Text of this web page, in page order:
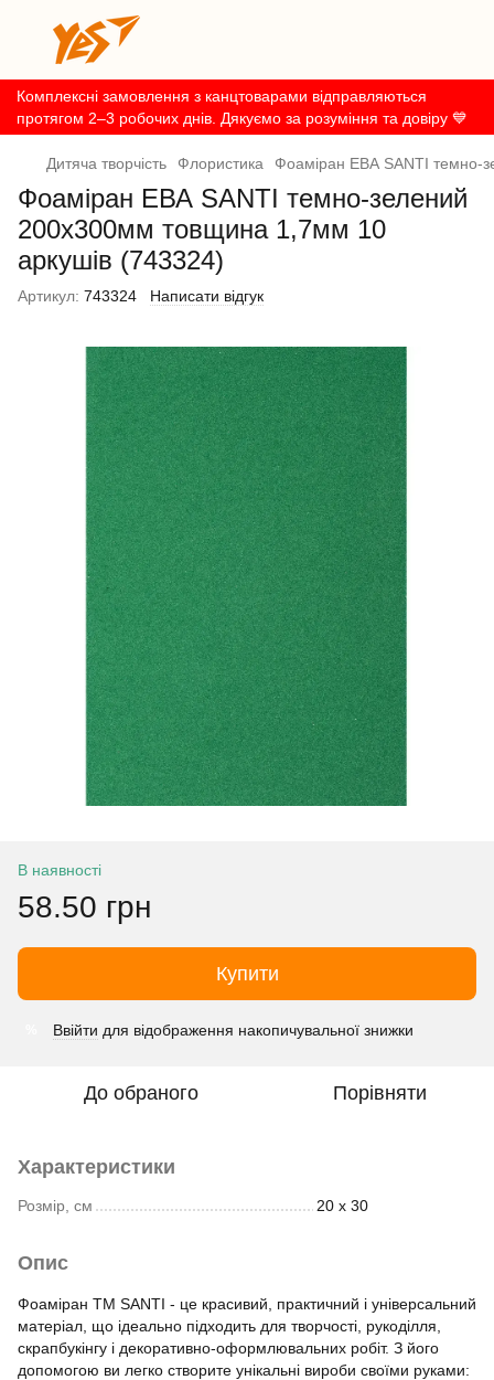
Комплексні замовлення з канцтоварами відправляються
протягом 2–3 робочих днів. Дякуємо за розуміння та довіру 💙
Дитяча творчість Флористика Фоаміран ЕВА SANTI темно-
Фоаміран ЕВА SANTI темно-зелений
200х300мм товщина 1,7мм 10
аркушів (743324)
Артикул: 743324 Написати відгук
В наявності
58.50 грн
Купити
Ввійти для відображення накопичувальної знижки
До обраного Порівняти
Характеристики
Розмір, см 20 х 30
Опис
Фоаміран ТМ SANTI - це красивий, практичний і універсальний
матеріал, що ідеально підходить для творчості, рукоділля,
скрапбукінгу і декоративно-оформлювальних робіт. З його
допомогою ви легко створите унікальні вироби своїми руками: